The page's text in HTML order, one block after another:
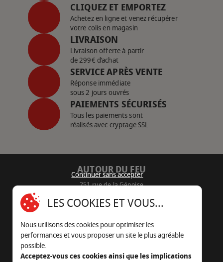
CLIQUEZ ET EMPORTEZ
Achetez en ligne et venez récupérer
votre colis en magasin
LIVRAISON
Livraison offerte à partir
de 299€ d’achat
SERVICE APRÈS VENTE
Réponse immédiate
sous 2 jours ouvrés
PAIEMENTS SÉCURISÉS
Tous les paiements sont
réalisés avec cryptage SSL
AUTOUR DU FEU
251 rue de la Génoise
05 45 22 98 09
Nous envoyer un e-mail
Continuer sans accepter
LES COOKIES ET VOUS...
Nous utilisons des cookies pour optimiser les
performances et vous proposer un site le plus agréable
possible.
Acceptez-vous ces cookies ainsi que les implications